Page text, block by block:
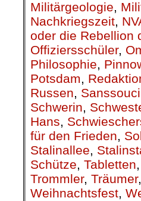
Militärgeologie,
Nachkriegszeit,
oder die Rebellion
Offiziersschüler,
Philosophie,
Potsdam,
Russen, Sanssouci
Schwerin,
Hans,
für den Frieden,
Stalinallee,
Schütze, Tabletten,
Trommler, Träumer,
Weihnachtsfest,